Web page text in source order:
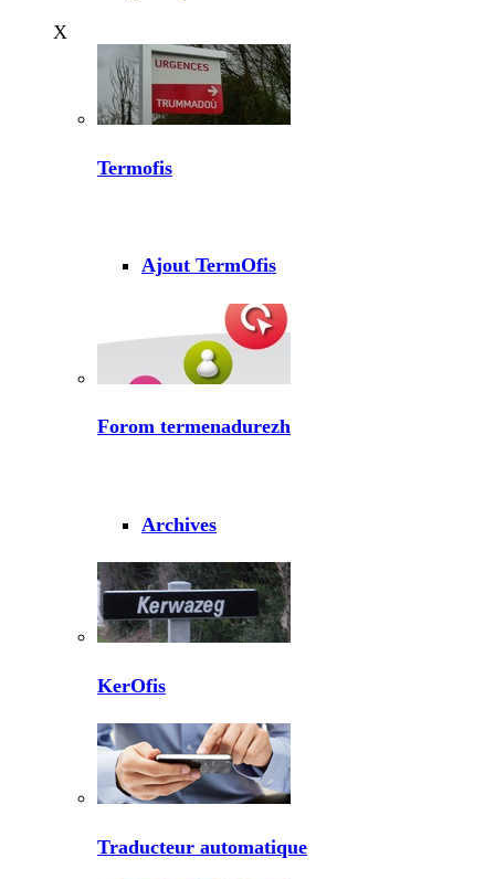
X
Termofis
Ajout TermOfis
Forom termenadurezh
Archives
KerOfis
Traducteur automatique